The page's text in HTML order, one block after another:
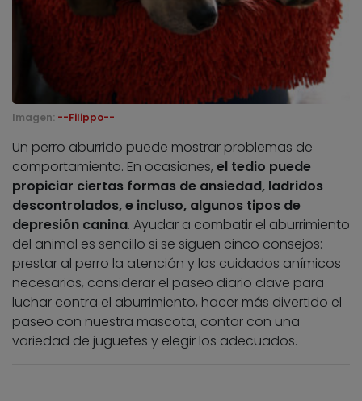
Imagen: --Filippo--
Un perro aburrido puede mostrar problemas de
comportamiento. En ocasiones, el tedio puede
propiciar ciertas formas de ansiedad, ladridos
descontrolados, e incluso, algunos tipos de
depresión canina. Ayudar a combatir el aburrimiento
del animal es sencillo si se siguen cinco consejos:
prestar al perro la atención y los cuidados anímicos
necesarios, considerar el paseo diario clave para
luchar contra el aburrimiento, hacer más divertido el
paseo con nuestra mascota, contar con una
variedad de juguetes y elegir los adecuados.